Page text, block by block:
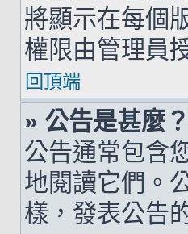
將顯示在每個
權限由管理員
回頂端
» 公告是甚麼？
公告通常包含
地閱讀它們。
樣，發表公告